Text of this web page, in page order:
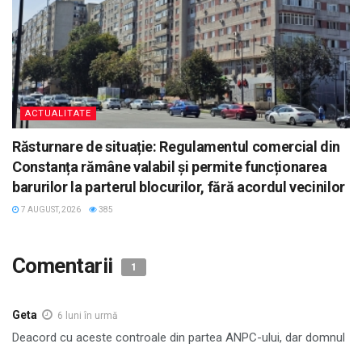
ACTUALITATE
Răsturnare de situație: Regulamentul comercial din
Constanța rămâne valabil și permite funcționarea
barurilor la parterul blocurilor, fără acordul vecinilor
7 AUGUST, 2026 385
Comentarii 1
Geta 6 luni în urmă
Deacord cu aceste controale din partea ANPC-ului, dar domnul